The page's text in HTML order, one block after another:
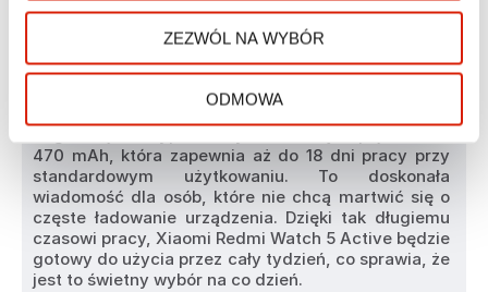
ZEZWÓL NA WYBÓR
ODMOWA
WIĘCEJ CZASU NA CIESZENIE
SIĘ FUNKCJONALNOŚCIĄ
470 mAh, która zapewnia aż do 18 dni pracy przy
standardowym użytkowaniu. To doskonała
wiadomość dla osób, które nie chcą martwić się o
częste ładowanie urządzenia. Dzięki tak długiemu
czasowi pracy, Xiaomi Redmi Watch 5 Active będzie
gotowy do użycia przez cały tydzień, co sprawia, że
jest to świetny wybór na co dzień.